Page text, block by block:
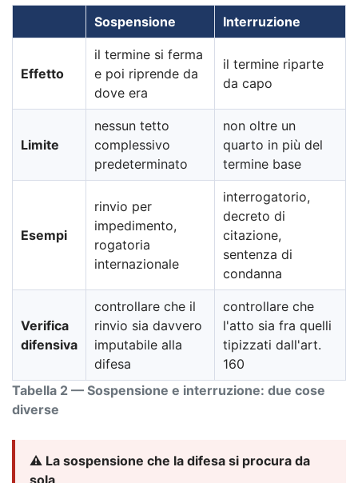
Tabella 2 — Sospensione e interruzione: due cose
diverse
Sospensione Interruzione
Effetto
il termine si ferma
e poi riprende da
dove era
il termine riparte
da capo
Limite
nessun tetto
complessivo
predeterminato
non oltre un
quarto in più del
termine base
Esempi
rinvio per
impedimento,
rogatoria
internazionale
interrogatorio,
decreto di
citazione,
sentenza di
condanna
Verifica
difensiva
controllare che il
rinvio sia davvero
imputabile alla
difesa
controllare che
l'atto sia fra quelli
tipizzati dall'art.
160
⚠️ La sospensione che la difesa si procura da
sola